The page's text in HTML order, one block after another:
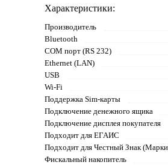
Характеристики:
Производитель
Bluetooth
COM порт (RS 232)
Ethernet (LAN)
USB
Wi-Fi
Поддержка Sim-карты
Подключение денежного ящика
Подключение дисплея покупателя
Подходит для ЕГАИС
Подходит для Честный Знак
Фискальный накопитель